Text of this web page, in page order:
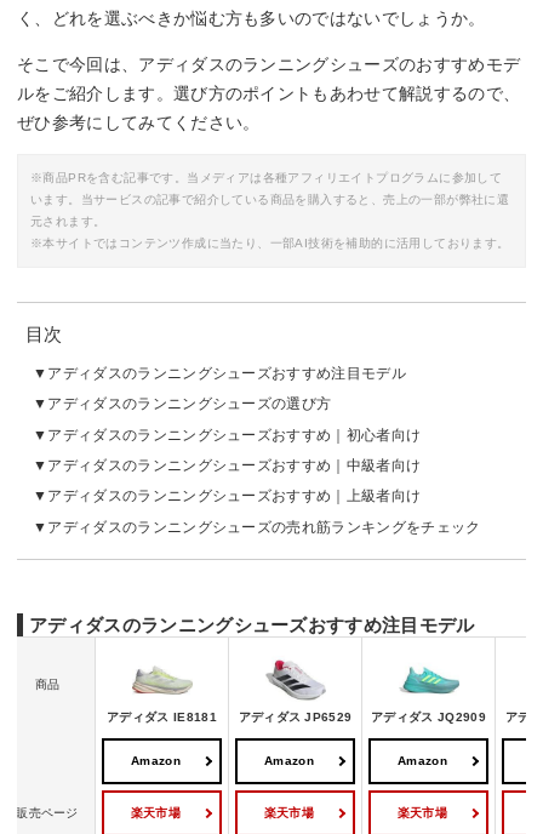
く、どれを選ぶべきか悩む方も多いのではないでしょうか。
そこで今回は、アディダスのランニングシューズのおすすめモデ
ルをご紹介します。選び方のポイントもあわせて解説するので、
ぜひ参考にしてみてください。
※商品PRを含む記事です。当メディアは各種アフィリエイトプログラムに参加して
います。当サービスの記事で紹介している商品を購入すると、売上の一部が弊社に還
元されます。
※本サイトではコンテンツ作成に当たり、一部AI技術を補助的に活用しております。
目次
アディダスのランニングシューズおすすめ注目モデル
アディダスのランニングシューズの選び方
アディダスのランニングシューズおすすめ｜初心者向け
アディダスのランニングシューズおすすめ｜中級者向け
アディダスのランニングシューズおすすめ｜上級者向け
アディダスのランニングシューズの売れ筋ランキングをチェック
アディダスのランニングシューズおすすめ注目モデル
商品
アディダス IE8181 アディダス JP6529 アディダス JQ2909 アデ
販売ページ
Amazon
楽天市場
Amazon
楽天市場
Amazon
楽天市場